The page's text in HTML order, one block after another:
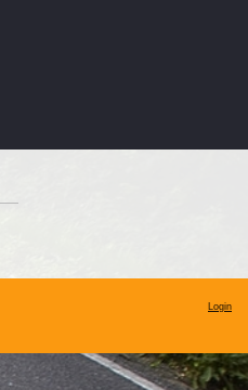
Login